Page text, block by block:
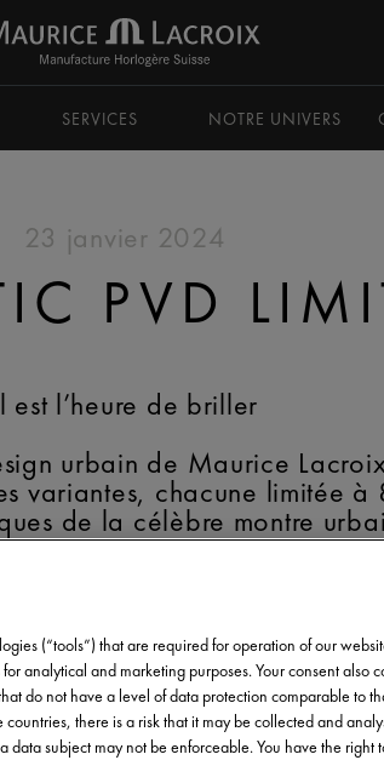
SERVICES NOTRE UNIVERS
23 janvier 2024
PVD
est l’heure de briller
urbain de Maurice
variantes, chacune limitée
de la célèbre montre
contemporain.
(“tools”) that are required for operation of our
analytical and marketing purposes. Your consent also
do not have a level of data protection comparable to
countries, there is a risk that it may be collected and
data subject may not be enforceable. You have the right